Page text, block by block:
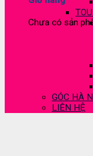
Chưa có sản
GÓC HÀ
LIÊN HỆ